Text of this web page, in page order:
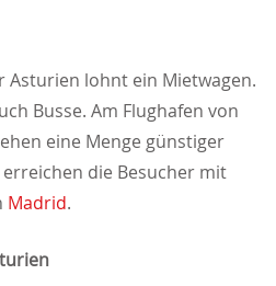
Asturien lohnt ein Mietwagen.
Busse. Am Flughafen von
eine Menge günstiger
die Besucher mit
Madrid.